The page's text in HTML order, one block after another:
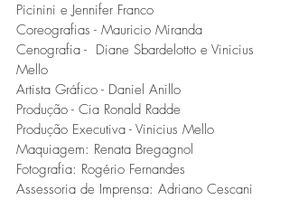
Picinini e Jennifer Franco
Coreografias - Mauricio Miranda
Cenografia -  Diane Sbardelotto e Vinicius
Mello
Artista Gráfico - Daniel Anillo
Produção - Cia Ronald Radde
Produção Executiva - Vinicius Mello
Maquiagem: Renata Bregagnol
Fotografia: Rogério Fernandes
Assessoria de Imprensa: Adriano Cescani